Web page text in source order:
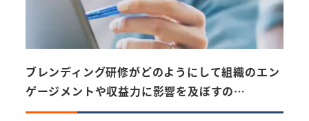
ブレンディング研修がどのようにして組織のエン
ゲージメントや収益力に影響を及ぼすの…